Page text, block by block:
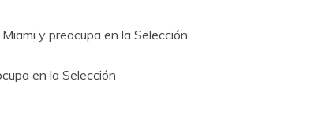
y preocupa en la Selección